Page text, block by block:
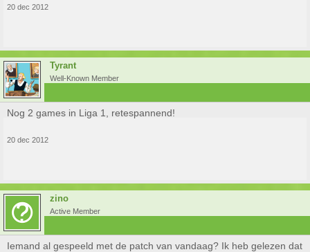
20 dec 2012
Tyrant
Well-Known Member
Nog 2 games in Liga 1, retespannend!
20 dec 2012
zino
Active Member
Iemand al gespeeld met de patch van vandaag? Ik heb gelezen dat